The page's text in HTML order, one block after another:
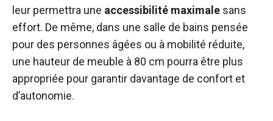
leur permettra une accessibilité maximale sans
effort. De même, dans une salle de bains pensée
pour des personnes âgées ou à mobilité réduite,
une hauteur de meuble à 80 cm pourra être plus
appropriée pour garantir davantage de confort et
d’autonomie.